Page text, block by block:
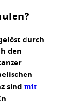
durch
den
sind mit